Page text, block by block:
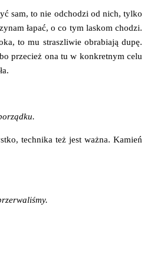
sam, to nie odcho­dzi od nich, tyl­ko
łapać, o co tym laskom cho­dzi.
to mu strasz­li­wie obra­bia­ją dupę.
prze­cież ona tu w kon­kret­nym celu
tech­ni­ka też jest waż­na. Kamień